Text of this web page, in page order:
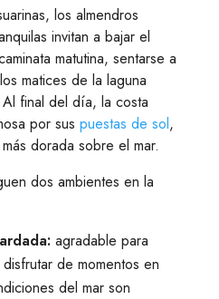
los almendros
invitan a bajar el
matutina, sentarse a
matices de la laguna
final del día, la costa
por sus puestas de sol,
dorada sobre el mar.
dos ambientes en la
agradable para
de momentos en
del mar son